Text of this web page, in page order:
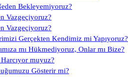
Bekleyemiyoruz?
Vazgeçiyoruz?
Vazgeçiyoruz?
Gerçekten Kendimiz mi Yapıyoruz?
mı Hükmediyoruz, Onlar mı Bize?
muyuz?
Gösterir mi?